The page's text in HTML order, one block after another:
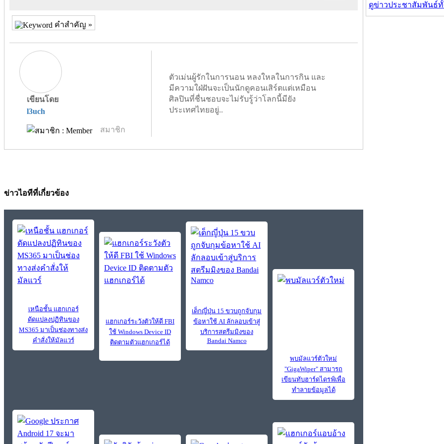
คำสำคัญ »
เขียนโดย
l3uch
สมาชิก
ตัวเม่นผู้รักในการนอน หลงใหลในการกิน และ
มีความใฝ่ฝันจะเป็นนักดูคอนเสิร์ตแต่เหมือน
ศิลปินที่ชื่นชอบจะไม่รับรู้ว่าโลกนี้มียัง
ประเทศไทยอยู่..
ข่าวไอทีที่เกี่ยวข้อง
เหนือชั้น แฮกเกอร์
ดัดแปลงปฏิทินของ
MS365 มาเป็นช่องทางส่ง
คำสั่งให้มัลแวร์
แฮกเกอร์ระวังตัวให้ดี FBI
ใช้ Windows Device ID
ติดตามตัวแฮกเกอร์ได้
เด็กญี่ปุ่น 15 ขวบถูกจับกุม
ข้อหาใช้ AI ลักลอบเข้าสู่
บริการสตรีมมิงของ
Bandai Namco
พบมัลแวร์ตัวใหม่
"GigaWiper" สามารถ
เขียนทับฮาร์ดไดรฟ์เพื่อ
ทำลายข้อมูลได้
ดูข่าวประชาสัมพันธ์